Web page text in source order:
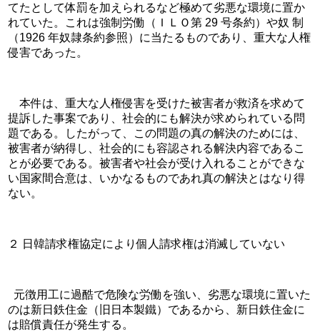
てたとして体罰を加えられるなど極めて劣悪な環境に置か
れていた。これは強制労働（ＩＬＯ第 29 号条約）や奴 制
（1926 年奴隷条約参照）に当たるものであり、重大な人権
侵害であった。
本件は、重大な人権侵害を受けた被害者が救済を求めて
提訴した事案であり、社会的にも解決が求められている問
題である。したがって、この問題の真の解決のためには、
被害者が納得し、社会的にも容認される解決内容であるこ
とが必要である。被害者や社会が受け入れることができな
い国家間合意は、いかなるものであれ真の解決とはなり得
ない。
２ 日韓請求権協定により個人請求権は消滅していない
のは新日鉄住金（旧日本製鐵）であるから、新日鉄住金に
は賠償責任が発生する。